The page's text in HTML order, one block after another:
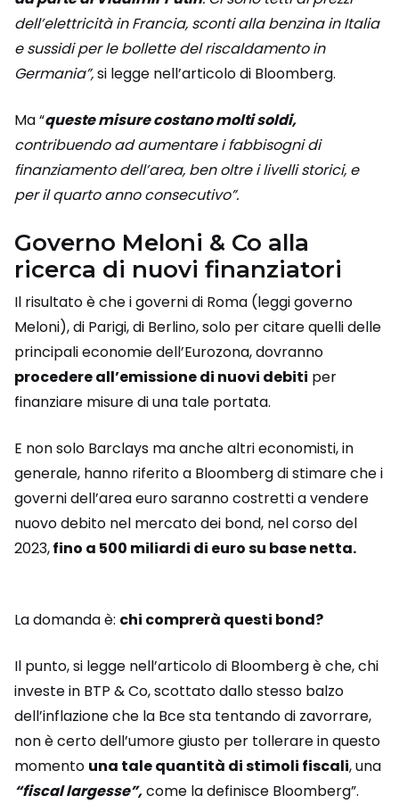
dell’elettricità in Francia, sconti alla benzina in Italia
e sussidi per le bollette del riscaldamento in
Germania”,si legge nell’articolo di Bloomberg.
Ma “queste misure costano molti soldi,
contribuendo ad aumentare i fabbisogni di
finanziamento dell’area, ben oltre i livelli storici, e
per il quarto anno consecutivo”.
Governo Meloni & Co alla
ricerca di nuovi finanziatori
Il risultato è che i governi di Roma (leggi governo
Meloni), di Parigi, di Berlino, solo per citare quelli delle
principali economie dell’Eurozona, dovranno
procedere all’emissione di nuovi debiti per
finanziare misure di una tale portata.
E non solo Barclays ma anche altri economisti, in
generale, hanno riferito a Bloomberg di stimare che i
governi dell’area euro saranno costretti a vendere
nuovo debito nel mercato dei bond, nel corso del
2023,fino a 500 miliardi di euro su base netta.
La domanda è: chi comprerà questi bond?
Il punto, si legge nell’articolo di Bloomberg è che, chi
investe in BTP & Co, scottato dallo stesso balzo
dell’inflazione che la Bce sta tentando di zavorrare,
non è certo dell’umore giusto per tollerare in questo
momento una tale quantità di stimoli fiscali, una
“fiscal largesse”,come la definisce Bloomberg”.